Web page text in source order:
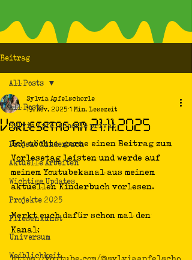
Beitrag
All Posts
Sylvia Apfelschorle privat
Projekt Kinderbuch
Aktuelle Arbeiten
Wichtige Updates
Projekte 2025
Fliesenkunst
Universum
Weiblichkeit
All Posts
Vorlesetag am 21.11.2025
Sylvia Apfelschorle
19. Nov. 2025 1 Min. Lesezeit
Ich möchte  gerne einen Beitrag zum
Vorlesetag leisten und werde auf
meinem Youtubekanal aus meinem
aktuellen Kinderbuch vorlesen.
Merkt euch dafür schon mal den
Kanal: